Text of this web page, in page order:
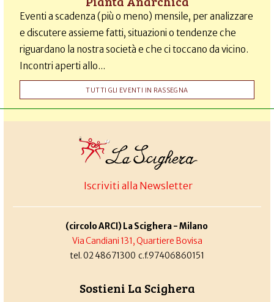
Eventi a scadenza (più o meno) mensile, per analizzare
e discutere assieme fatti, situazioni o tendenze che
riguardano la nostra società e che ci toccano da vicino.
Incontri aperti allo...
TUTTI GLI EVENTI IN RASSEGNA
Iscriviti alla Newsletter
(circolo ARCI) La Scighera - Milano
Via Candiani 131, Quartiere Bovisa
tel. 02 48671300 c.f.97406860151
Sostieni La Scighera